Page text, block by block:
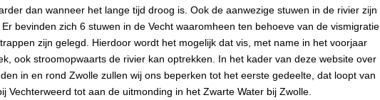
dan wanneer het lange tijd droog is. Ook de aanwezige stuwen in de rivier zijn
bevinden zich 6 stuwen in de Vecht waaromheen ten behoeve van de vismigratie
zijn gelegd. Hierdoor wordt het mogelijk dat vis, met name in het voorjaar
ook stroomopwaarts de rivier kan optrekken. In het kader van deze website over
in en rond Zwolle zullen wij ons beperken tot het eerste gedeelte, dat loopt van
Vechterweerd tot aan de uitmonding in het Zwarte Water bij Zwolle.